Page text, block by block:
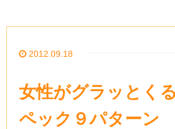
2012.09.18
女性がグラッとく
ペック９パター